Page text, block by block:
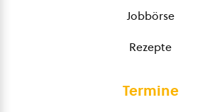
Jobbörse
Rezepte
Termine